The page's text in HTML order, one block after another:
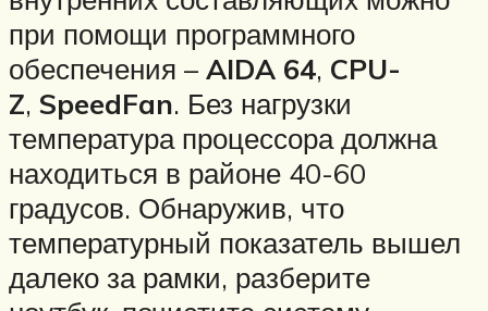
при помощи программного
обеспечения – AIDA 64, CPU-
Z, SpeedFan. Без нагрузки
температура процессора должна
находиться в районе 40-60
градусов. Обнаружив, что
температурный показатель вышел
далеко за рамки, разберите